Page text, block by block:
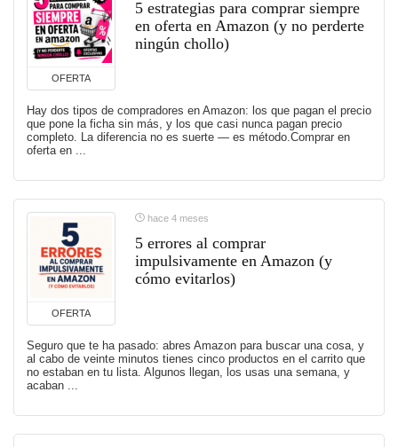
OFERTA
5 estrategias para comprar siempre
en oferta en Amazon (y no perderte
ningún chollo)
Hay dos tipos de compradores en Amazon: los que pagan el precio
que pone la ficha sin más, y los que casi nunca pagan precio
completo. La diferencia no es suerte — es método.Comprar en
oferta en ...
OFERTA
hace 4 meses
5 errores al comprar
impulsivamente en Amazon (y
cómo evitarlos)
Seguro que te ha pasado: abres Amazon para buscar una cosa, y
al cabo de veinte minutos tienes cinco productos en el carrito que
no estaban en tu lista. Algunos llegan, los usas una semana, y
acaban ...